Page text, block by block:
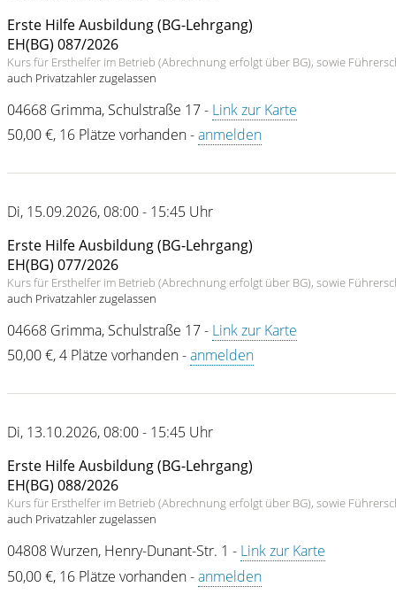
Erste Hilfe Ausbildung (BG-Lehrgang)
EH(BG) 087/2026
Kurs für Ersthelfer im Betrieb (Abrechnung erfolgt über BG), sowie
auch Privatzahler zugelassen
04668 Grimma, Schulstraße 17- Link zur Karte
50,00 €, 16 Plätze vorhanden-anmelden
Di, 15.09.2026, 08:00 - 15:45 Uhr
Erste Hilfe Ausbildung (BG-Lehrgang)
EH(BG) 077/2026
Kurs für Ersthelfer im Betrieb (Abrechnung erfolgt über BG), sowie
auch Privatzahler zugelassen
04668 Grimma, Schulstraße 17- Link zur Karte
50,00 €,4 Plätze vorhanden-anmelden
Di, 13.10.2026, 08:00 - 15:45 Uhr
Erste Hilfe Ausbildung (BG-Lehrgang)
EH(BG) 088/2026
Kurs für Ersthelfer im Betrieb (Abrechnung erfolgt über BG), sowie
auch Privatzahler zugelassen
04808Wurzen, Henry-Dunant-Str. 1 - Link zur Karte
50,00 €, 16 Plätze vorhanden-anmelden